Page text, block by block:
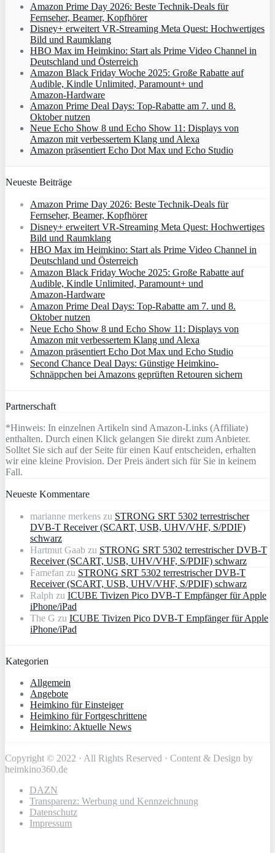
Amazon Prime Day 2026: Beste Technik-Deals für
Fernseher, Beamer, Kopfhörer
Disney+ erweitert VR‑Streaming Meta Quest: Hochwertiges
Bild und Raumklang
HBO Max im Heimkino: Start als Prime Video Channel in
Deutschland und Österreich
Amazon Black Friday Woche 2025: Große Rabatte auf
Audible, Kindle Unlimited, Paramount+ und
Amazon‑Hardware
Amazon Prime Deal Days: Top-Rabatte am 7. und 8.
Oktober nutzen
Neue Echo Show 8 und Echo Show 11: Displays von
Amazon mit verbessertem Klang und Alexa
Amazon präsentiert Echo Dot Max und Echo Studio
Neueste Beiträge
Amazon Prime Day 2026: Beste Technik-Deals für
Fernseher, Beamer, Kopfhörer
Disney+ erweitert VR‑Streaming Meta Quest: Hochwertiges
Bild und Raumklang
HBO Max im Heimkino: Start als Prime Video Channel in
Deutschland und Österreich
Amazon Black Friday Woche 2025: Große Rabatte auf
Audible, Kindle Unlimited, Paramount+ und
Amazon‑Hardware
Amazon Prime Deal Days: Top-Rabatte am 7. und 8.
Oktober nutzen
Neue Echo Show 8 und Echo Show 11: Displays von
Amazon mit verbessertem Klang und Alexa
Amazon präsentiert Echo Dot Max und Echo Studio
Second Chance Deal Days: Günstige Heimkino-
Schnäppchen bei Amazons geprüften Retouren sichern
Partnerschaft
*Hinweis: In einzelnen Artikeln sind Amazon-Links (Affiliate)
enthalten. Durch einen Klick gelangen Sie direkt zum Anbieter.
Solltet Sie sich auf der Seite für einen Kauf entscheiden, erhalten
wir eine kleine Provision. Der Preis ändert sich für Sie in keinem
Fall.
Neueste Kommentare
marianne merkens zu STRONG SRT 5302 terrestrischer
DVB-T Receiver (SCART, USB, UHV/VHF, S/PDIF)
schwarz
Hartmut Gaab zu STRONG SRT 5302 terrestrischer DVB-T
Receiver (SCART, USB, UHV/VHF, S/PDIF) schwarz
Famefan zu STRONG SRT 5302 terrestrischer DVB-T
Receiver (SCART, USB, UHV/VHF, S/PDIF) schwarz
Ralph zu ICUBE Tivizen Pico DVB-T Empfänger für Apple
iPhone/iPad
The G zu ICUBE Tivizen Pico DVB-T Empfänger für Apple
iPhone/iPad
Kategorien
Allgemein
Angebote
Heimkino für Einsteiger
Heimkino für Fortgeschrittene
Heimkino: Aktuelle News
Copyright © 2022 · All Rights Reserved · Content & Design by
heimkino360.de
DAZN
Transparenz: Werbung und Kennzeichnung
Datenschutz
Impressum